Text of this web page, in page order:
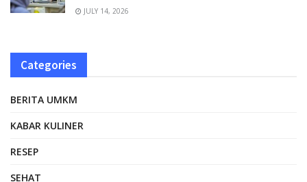
JULY 14, 2026
Categories
BERITA UMKM
KABAR KULINER
RESEP
SEHAT